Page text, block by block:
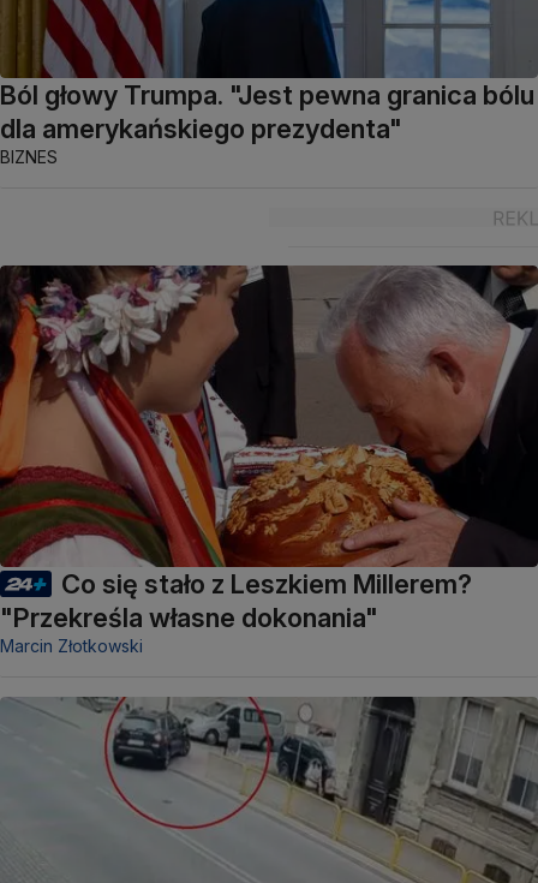
Ból głowy Trumpa. "Jest pewna granica bólu
dla amerykańskiego prezydenta"
BIZNES
Co się stało z Leszkiem Millerem?
"Przekreśla własne dokonania"
Marcin Złotkowski